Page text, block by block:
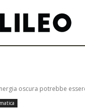
oscura potrebbe